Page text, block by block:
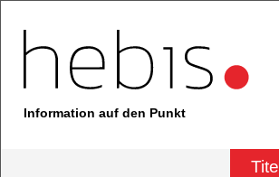
Information auf den Punkt
Titel